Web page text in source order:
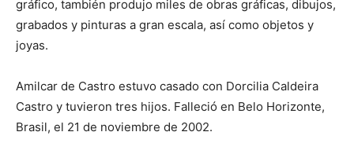
gráfico, también produjo miles de obras gráficas, dibujos,
grabados y pinturas a gran escala, así como objetos y
joyas.
Amilcar de Castro estuvo casado con Dorcilia Caldeira
Castro y tuvieron tres hijos. Falleció en Belo Horizonte,
Brasil, el 21 de noviembre de 2002.